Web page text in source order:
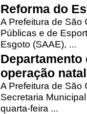
Reforma do
A Prefeitura de São
Públicas e de
Esgoto (SAAE), ...
operação
A Prefeitura de São
Secretaria
quarta-feira ...